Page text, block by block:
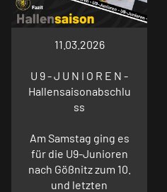
11.03.2026
U 9 - J U N I O R E N -
Hallensaisonabschlu
ss
Am Samstag ging es
für die U9-Junioren
nach Gößnitz zum 10.
und letzten